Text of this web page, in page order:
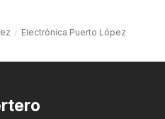
Electrónica Puerto López